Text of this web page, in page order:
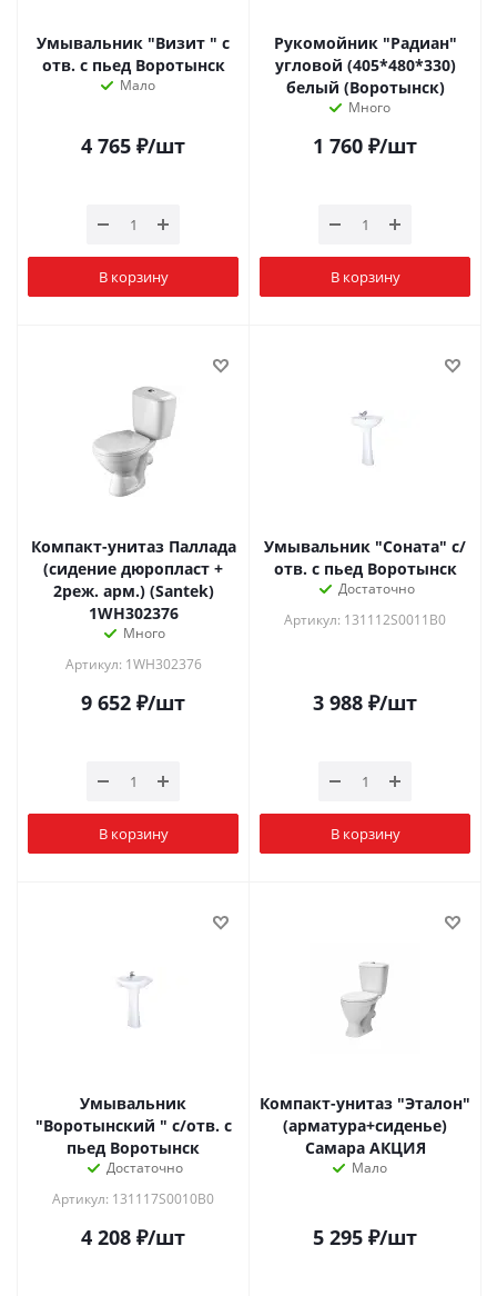
Умывальник "Визит " с
отв. с пьед Воротынск
Мало
4 765 ₽/шт
В корзину
Рукомойник "Радиан"
угловой (405*480*330)
белый (Воротынск)
Много
1 760 ₽/шт
В корзину
Компакт-унитаз Паллада
(сидение дюропласт +
2реж. арм.) (Santek)
1WH302376
Много
Артикул: 1WH302376
9 652 ₽/шт
В корзину
Умывальник "Соната" с/
отв. с пьед Воротынск
Достаточно
Артикул: 131112S0011B0
3 988 ₽/шт
В корзину
Умывальник
"Воротынский " с/отв. с
пьед Воротынск
Достаточно
Артикул: 131117S0010B0
4 208 ₽/шт
Компакт-унитаз "Эталон"
(арматура+сиденье)
Самара АКЦИЯ
Мало
5 295 ₽/шт